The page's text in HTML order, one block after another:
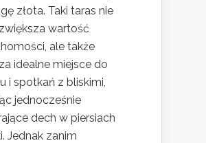
złota. Taki taras nie
wartość
ale także
idealne miejsce do
i spotkań z bliskimi,
jednocześnie
dech w piersiach
Jednak zanim